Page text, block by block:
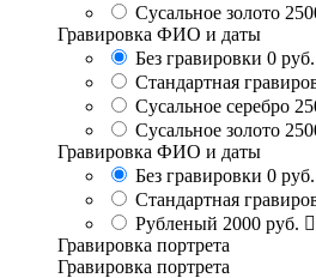
Сусальное золото
Гравировка ФИО и даты
Без гравировки 0 руб.
Стандартная
Сусальное серебро
Сусальное золото
Гравировка ФИО и даты
Без гравировки 0 руб.
Стандартная
Рубленый 2000 руб.
Гравировка портрета
Гравировка портрета